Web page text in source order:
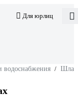
Для юрлиц
водоснабжения /